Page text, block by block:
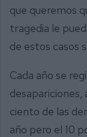
que queremos
tragedia le
de estos casos
Cada año se
ciento de las
año pero el 10